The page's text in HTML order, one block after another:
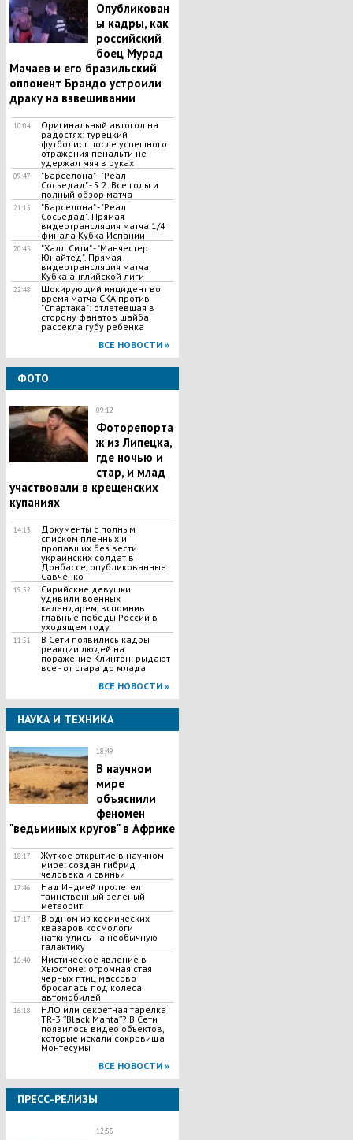
Опубликован
ы кадры, как
российский
боец Мурад
Мачаев и его бразильский
оппонент Брандо устроили
драку на взвешивании
10:04
Оригинальный автогол на
радостях: турецкий
футболист после успешного
отражения пенальти не
удержал мяч в руках
09:47
"Барселона" - "Реал
Сосьедад" - 5:2. Все голы и
полный обзор матча
21:15
"Барселона" - "Реал
Сосьедад". Прямая
видеотрансляция матча 1/4
финала Кубка Испании
20:45
"Халл Сити" - "Манчестер
Юнайтед". Прямая
видеотрансляция матча
Кубка английской лиги
22:48
​Шокирующий инцидент во
время матча СКА против
"Спартака": отлетевшая в
сторону фанатов шайба
рассекла губу ребенка
ВСЕ НОВОСТИ »
ФОТО
09:12
Фоторепорта
ж из Липецка,
где ночью и
стар, и млад
участвовали в крещенских
купаниях
14:13
Документы с полным
списком пленных и
пропавших без вести
украинских солдат в
Донбассе, опубликованные
Савченко
19:52
Сирийские девушки
удивили военных
календарем, вспомнив
главные победы России в
уходящем году
11:51
В Сети появились кадры
реакции людей на
поражение Клинтон: рыдают
все - от стара до млада
ВСЕ НОВОСТИ »
НАУКА И ТЕХНИКА
18:49
В научном
мире
объяснили
феномен
"ведьминых кругов" в Африке
18:17
Жуткое открытие в научном
мире: создан гибрид
человека и свиньи
17:46
Над Индией пролетел
таинственный зеленый
метеорит
17:17
В одном из космических
квазаров космологи
наткнулись на необычную
галактику
16:40
Мистическое явление в
Хьюстоне: огромная стая
черных птиц массово
бросалась под колеса
автомобилей
16:18
НЛО или секретная тарелка
TR-3 ʺBlack Mantaʺ? В Сети
появилось видео объектов,
которые искали сокровища
Монтесумы
ВСЕ НОВОСТИ »
ПРЕСС-РЕЛИЗЫ
12:55